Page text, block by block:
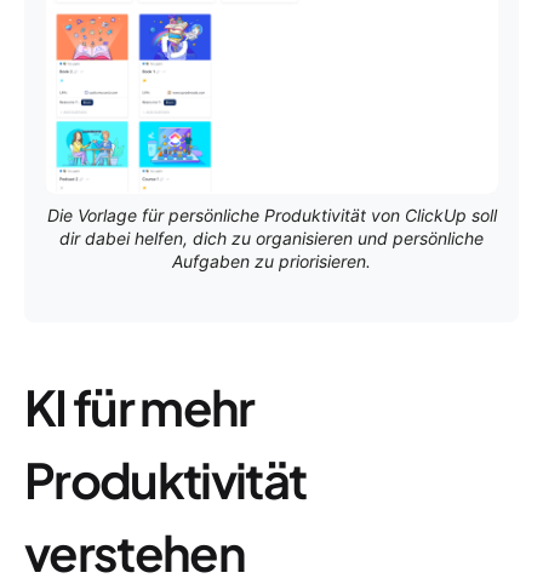
Die Vorlage für persönliche Produktivität von ClickUp soll
dir dabei helfen, dich zu organisieren und persönliche
Aufgaben zu priorisieren.
KI für mehr
Produktivität
verstehen